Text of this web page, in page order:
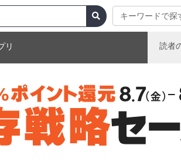
キーワードで探
リ 読者